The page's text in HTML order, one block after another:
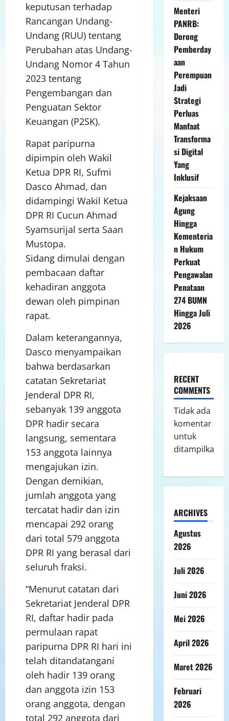
keputusan terhadap
Rancangan Undang-
Undang (RUU) tentang
Perubahan atas Undang-
Undang Nomor 4 Tahun
2023 tentang
Pengembangan dan
Penguatan Sektor
Keuangan (P2SK).
Rapat paripurna
dipimpin oleh Wakil
Ketua DPR RI, Sufmi
Dasco Ahmad, dan
didampingi Wakil Ketua
DPR RI Cucun Ahmad
Syamsurijal serta Saan
Mustopa.
Sidang dimulai dengan
pembacaan daftar
kehadiran anggota
dewan oleh pimpinan
rapat.
Dalam keterangannya,
Dasco menyampaikan
bahwa berdasarkan
catatan Sekretariat
Jenderal DPR RI,
sebanyak 139 anggota
DPR hadir secara
langsung, sementara
153 anggota lainnya
mengajukan izin.
Dengan demikian,
jumlah anggota yang
tercatat hadir dan izin
mencapai 292 orang
dari total 579 anggota
DPR RI yang berasal dari
seluruh fraksi.
“Menurut catatan dari
Sekretariat Jenderal DPR
RI, daftar hadir pada
permulaan rapat
paripurna DPR RI hari ini
telah ditandatangani
oleh hadir 139 orang
dan anggota izin 153
orang anggota, dengan
total 292 anggota dari
Menteri
PANRB:
Dorong
Pemberday
aan
Perempuan
Jadi
Strategi
Perluas
Manfaat
Transforma
si Digital
Yang
Inklusif
Kejaksaan
Agung
Hingga
Kementeria
n Hukum
Perkuat
Pengawalan
Penataan
274 BUMN
Hingga Juli
2026
RECENT
COMMENTS
Tidak ada
komentar
untuk
ditampilkan.
ARCHIVES
Agustus
2026
Juli 2026
Juni 2026
Mei 2026
April 2026
Maret 2026
Februari
2026